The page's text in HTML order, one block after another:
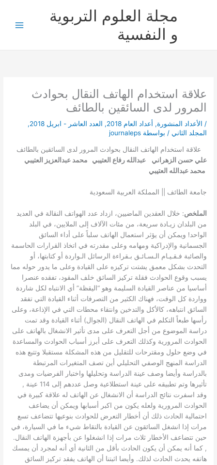
مجلة العلوم التربوية
و النفسية
علاقة استخدام الهاتف النقال بحوادث
المرور لدى السائقين بالطائف
/ الأعداد المنشورة, أعداد العام 2018 , العدد العاشر - ابريل 2018
,
المجلد الثاني / بواسطة journaleps
علاقة استخدام الهاتف النقال بحوادث المرور لدى السائقين بالطائف
علي حسن الزهراني عبدالله رفاع العتيبي محمد عبدالعزيز العتيبي
محمد عبدالله العتيبي
جامعة الطائف || المملكة العربية السعودية
الملخص: خلال العقدين الماضيين، ازداد عدد الهواتف النقالة في العديد
من البلدان زيـادة سريعة، من مئات الآلاف إلى الملايين، في البلد
الواحد! ويمكن أن يؤثر استعمال الهاتف سلباً على أداء السائق
الجسمانية والإدراكية ومهامه وعلى مقدرته في اتخاذ القرارات الحاسمة
والصائبة فـقـيـام الـسـائـق بـقراءة الرسائل الـواردة أو كتابتها، أو
التحدث بشكل معمق يشتت تركيزه على القيادة وعلى ما يدور حوله مما
يسبب وقوع الحوادث فقلة تركيز السائق خلف المقود، تفقده عنصرا
أساسيا من عناصر القيادة السليمة وهو “اليقظة” أي الانتباه لكل شاردة
وواردة كل الوقت، فهناك الكثير من التصرفات أثناء القيادة التي تفقد
السائق انتباهه، كالأكل والتدخين وانتقاء محطات التي في الإذاعة، وعلى
رأسها طبعاً التكلم في الهاتف النقال (الجوال) أثناء القيادة وقد تمت
دراسة الموضوع من أجل التعرف على مدى تأثير الانشغال بالهاتف على
الحوادث المرورية وكذلك التعرف على أبرز أسباب الحوادث والمساعدة
في وضع حلول ومقترحات للتقليل من هذه المشكلة مستقبلا وتتبع هذه
الدراسة المنهج الوصفي التحليلي أين تصف المتغيرات المرتبطة
بالدراسة وأيضا وصف عينة الدراسة وتحليلها واختبار الفرضيات ومدى
تأثيرها وتم تطبيقه على عينة استطلاعية وصل عددهم إلى 114 عينة ,
وقد اسفرت نتائج الدراسة أن الانشغال عن الهاتف له علاقة كبيرة في
الحوادث المرورية ولعله يكون من اكبر أسبابها ويمكن أن يضاعف
احتمالية الحادث ذلك أن أخطار التعرض للحوادث بنوعيها تتضاعف تسع
مرات إذا انشغل السائقون عن القيادة بالتقاط شيء ما في السيارة، في
حين تتضاعف الأخطار ثلاث مرات إذا انشغلوا عن بأجهزة الهاتف النقال.
, كما أنه يمكن أن يكون الحادث بأقل من الثانية أي أنه لمجرد أن يمسك
هاتفه يحدث الحادث لذلك. وأيضا اثبتنا أن الهاتف يفقد تركيز السائق